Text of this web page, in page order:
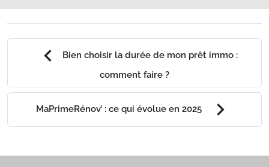
chevron_left
Bien choisir la durée de mon prêt immo :
comment faire ?
MaPrimeRénov’ : ce qui évolue en 2025 chevron_right